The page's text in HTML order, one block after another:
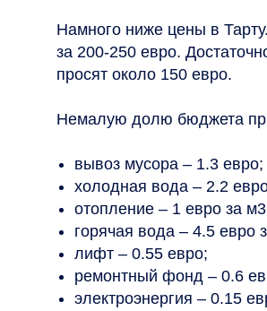
Намного ниже цены в
за 200-250 евро.
просят около 150 евро.
Немалую долю бюджета
вывоз мусора – 1.3 евро;
холодная вода – 2.2
отопление – 1 евро за
горячая вода – 4.5 евро
лифт – 0.55 евро;
ремонтный фонд – 0.6
электроэнергия – 0.15